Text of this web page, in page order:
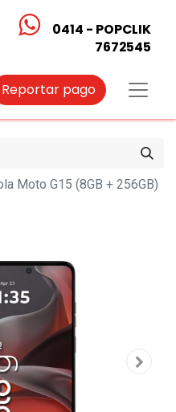
0414 - POPCLIK
7672545
Reportar pago
Moto G15 (8GB + 256GB)